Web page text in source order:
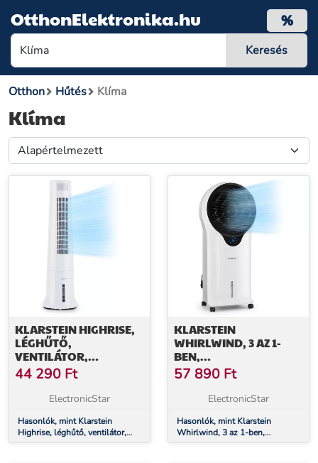
OtthonElektronika.hu %
Otthon Hűtés Klíma
Klíma
KLARSTEIN HIGHRISE,
LÉGHŰTŐ,
VENTILÁTOR,
PÁRÁSÍTÓ, JÉGAKKU,
40 W, 2,5 L
44 290 Ft
ElectronicStar
Hasonlók, mint Klarstein
Highrise, léghűtő, ventilátor,
párásító, jégakku, 40 W, 2,5 l
KLARSTEIN
WHIRLWIND, 3 AZ 1-
BEN,
KLÍMABERENDEZÉS,
VENTILÁTOR,
LÉGHŰTŐ, PÁRÁSÍTÓ,
57 890 Ft
ElectronicStar
Hasonlók, mint Klarstein
Whirlwind, 3 az 1-ben,
klímaberendezés, ventilátor,